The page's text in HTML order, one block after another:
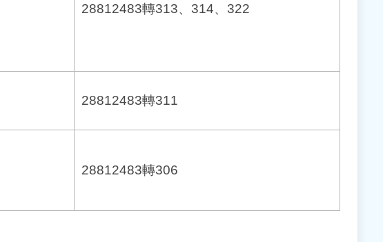
28812483轉313、314、322
28812483轉311
28812483轉306